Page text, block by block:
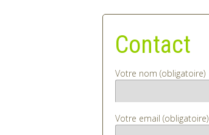
Votre nom (obligatoire)
Votre email (obligatoire)